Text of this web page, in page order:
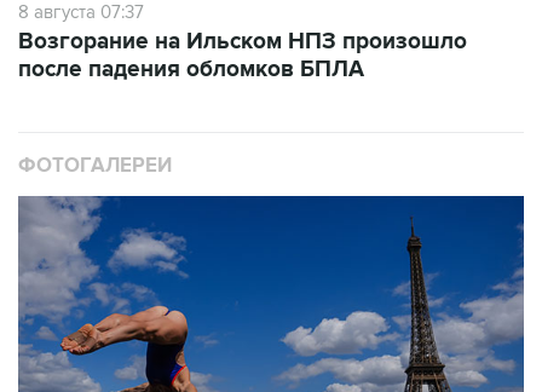
8 августа 07:37
Возгорание на Ильском НПЗ произошло
после падения обломков БПЛА
ФОТОГАЛЕРЕИ